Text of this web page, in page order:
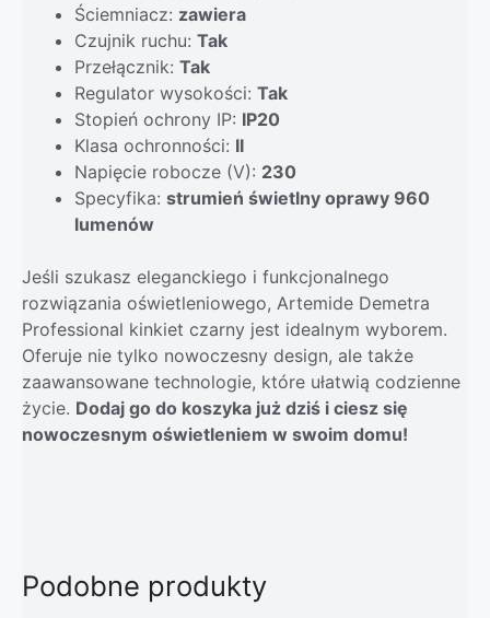
Ściemniacz: zawiera
Czujnik ruchu: Tak
Przełącznik: Tak
Regulator wysokości: Tak
Stopień ochrony IP: IP20
Klasa ochronności: II
Napięcie robocze (V): 230
Specyfika: strumień świetlny oprawy 960
lumenów
Jeśli szukasz eleganckiego i funkcjonalnego
rozwiązania oświetleniowego, Artemide Demetra
Professional kinkiet czarny jest idealnym wyborem.
Oferuje nie tylko nowoczesny design, ale także
zaawansowane technologie, które ułatwią codzienne
życie. Dodaj go do koszyka już dziś i ciesz się
nowoczesnym oświetleniem w swoim domu!
Podobne produkty